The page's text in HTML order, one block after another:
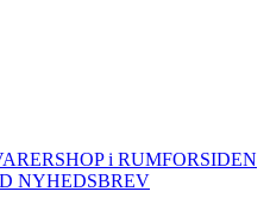
SHOP i RUMFORSIDEN
NYHEDSBREV